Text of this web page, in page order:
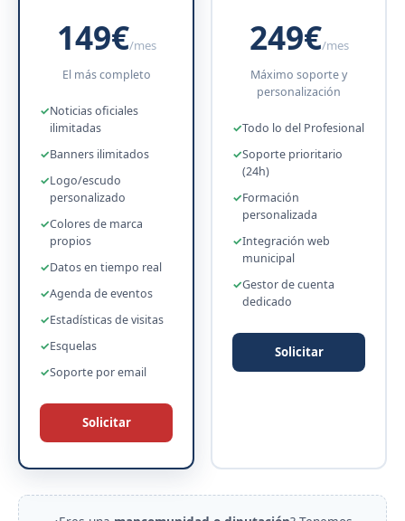
149€/mes
El más completo
Noticias oficiales
ilimitadas
Banners ilimitados
Logo/escudo
personalizado
Colores de marca
propios
Datos en tiempo real
Agenda de eventos
Estadísticas de visitas
Esquelas
Soporte por email
Solicitar
249€/mes
Máximo soporte y
personalización
Todo lo del Profesional
Soporte prioritario
(24h)
Formación
personalizada
Integración web
municipal
Gestor de cuenta
dedicado
Solicitar